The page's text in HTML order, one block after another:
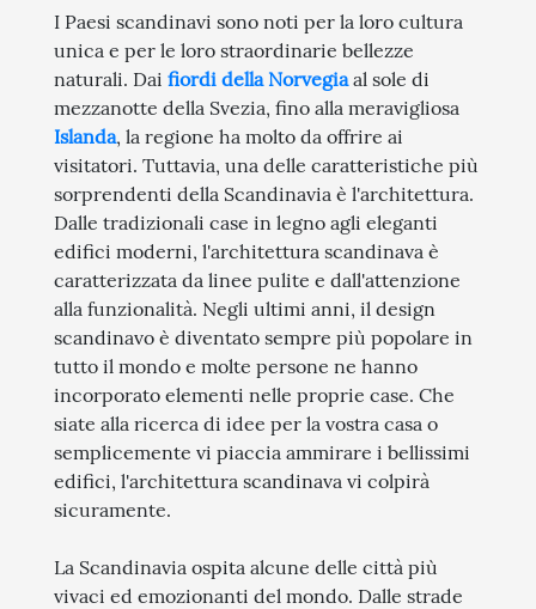
I Paesi scandinavi sono noti per la loro cultura
unica e per le loro straordinarie bellezze
naturali. Dai fiordi della Norvegiaal sole di
mezzanotte della Svezia, fino alla meravigliosa
Islanda, la regione ha molto da offrire ai
visitatori. Tuttavia, una delle caratteristiche più
sorprendenti della Scandinavia è l'architettura.
Dalle tradizionali case in legno agli eleganti
edifici moderni, l'architettura scandinava è
caratterizzata da linee pulite e dall'attenzione
alla funzionalità. Negli ultimi anni, il design
scandinavo è diventato sempre più popolare in
tutto il mondo e molte persone ne hanno
incorporato elementi nelle proprie case. Che
siate alla ricerca di idee per la vostra casa o
semplicemente vi piaccia ammirare i bellissimi
edifici, l'architettura scandinava vi colpirà
sicuramente.
La Scandinavia ospita alcune delle città più
vivaci ed emozionanti del mondo. Dalle strade